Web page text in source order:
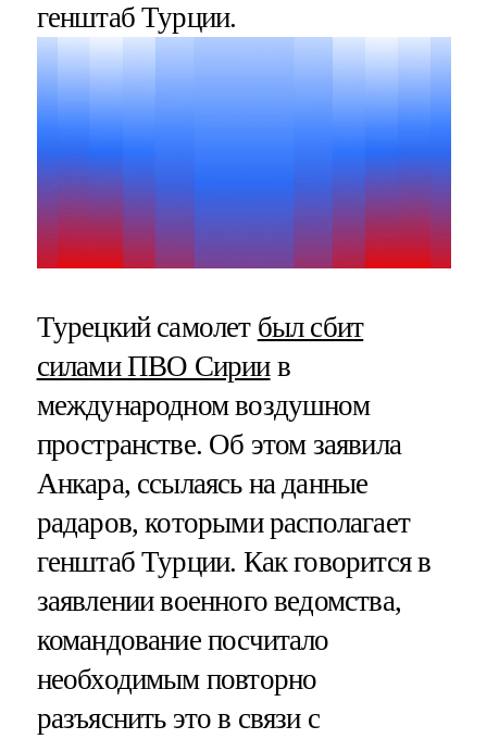
генштаб Турции.
Турецкий самолет был сбит
силами ПВО Сириив
международном воздушном
пространстве. Об этом заявила
Анкара, ссылаясь на данные
радаров, которыми располагает
генштаб Турции. Как говорится в
заявлении военного ведомства,
командование посчитало
необходимым повторно
разъяснить это в связи с